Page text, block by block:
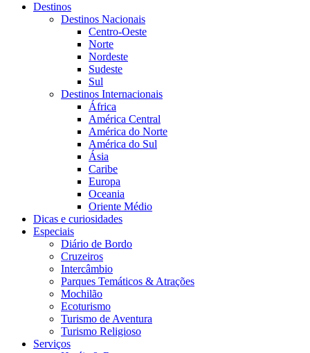
Destinos
Destinos Nacionais
Centro-Oeste
Norte
Nordeste
Sudeste
Sul
Destinos Internacionais
África
América Central
América do Norte
América do Sul
Ásia
Caribe
Europa
Oceania
Oriente Médio
Dicas e curiosidades
Especiais
Diário de Bordo
Cruzeiros
Intercâmbio
Parques Temáticos & Atrações
Mochilão
Ecoturismo
Turismo de Aventura
Turismo Religioso
Serviços